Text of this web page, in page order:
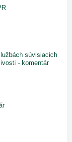
súvisiacich
- komentár